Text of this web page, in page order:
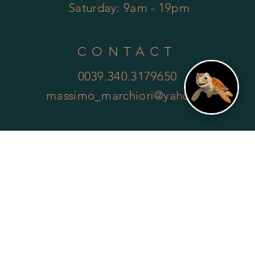
Saturday: 9am - 19pm
CONTACT
0039.340.3179650
massimo_marchiori@yahoo.it